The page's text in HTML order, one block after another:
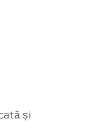
și